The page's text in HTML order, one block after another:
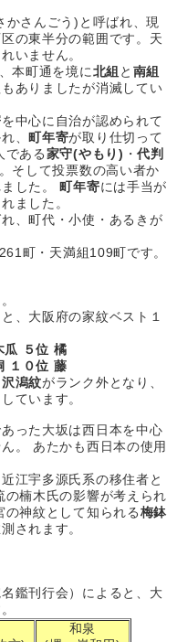
かさんごう)と呼ばれ、現
の東半分の範囲です。天
いません。
、本町通を境に北組 と 南組
ありましたが消滅してい
を中心に自治が認められて
、町年寄が取り仕切って
である家守(やもり) ・代判
そして投票数の高い者か
ました。町年寄には手当が
ました。
、町代・小使・あるきが
町・天満組109町です。
、大阪府の家紋ベスト１
瓜 ５位 橘
１０位 藤
沢潟紋がランク外となり、
ています。
った大坂は西日本を中心
。 あたかも西日本の使用
江宇多源氏系の移住者と
楠木氏の影響が考えられ
神紋として知られる梅鉢
されます。
鑑刊行会）によると、大
和泉